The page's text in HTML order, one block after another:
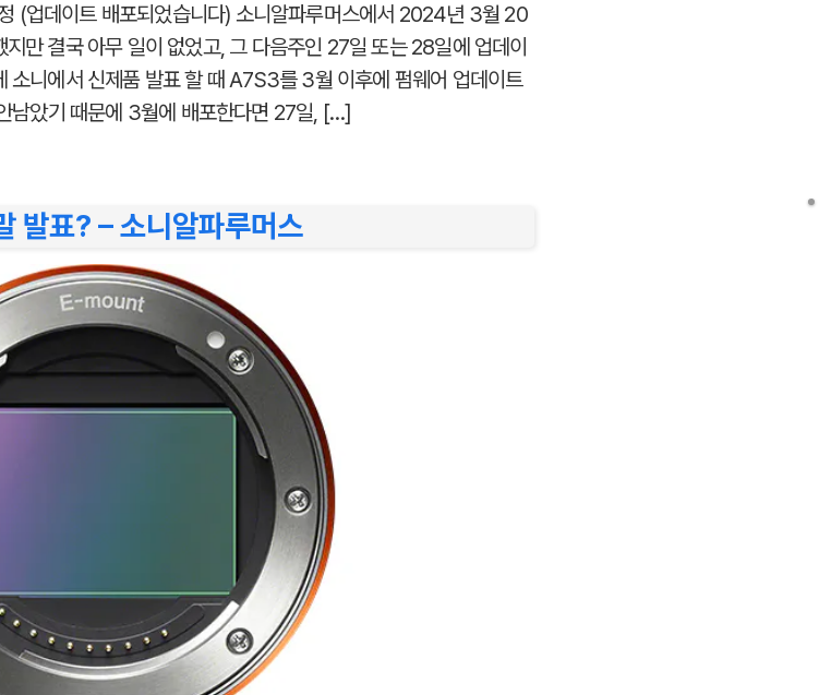
(업데이트 배포되었습니다) 소니알파루머스에서 2024년 3월 20
만 결국 아무 일이 없었고, 그 다음주인 27일 또는 28일에 업데이
소니에서 신제품 발표 할 때 A7S3를 3월 이후에 펌웨어 업데이트
남았기 때문에 3월에 배포한다면 27일, […]
발표? – 소니알파루머스